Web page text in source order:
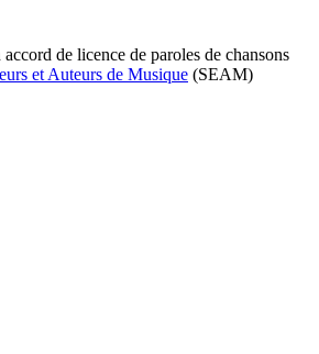
de licence de paroles de chansons
et Auteurs de Musique (SEAM)